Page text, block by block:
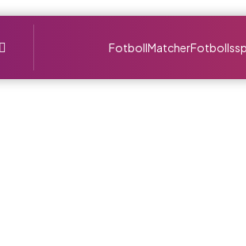
FotbollMatcher